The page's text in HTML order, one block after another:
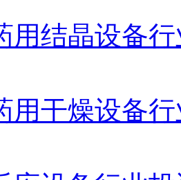
用结晶设备
用干燥设备